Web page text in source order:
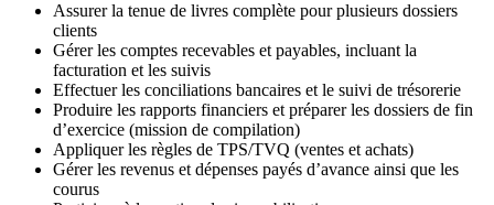
Assurer la tenue de livres complète pour plusieurs dossiers
clients
Gérer les comptes recevables et payables, incluant la
facturation et les suivis
Effectuer les conciliations bancaires et le suivi de trésorerie
Produire les rapports financiers et préparer les dossiers de fin
d’exercice (mission de compilation)
Appliquer les règles de TPS/TVQ (ventes et achats)
Gérer les revenus et dépenses payés d’avance ainsi que les
courus